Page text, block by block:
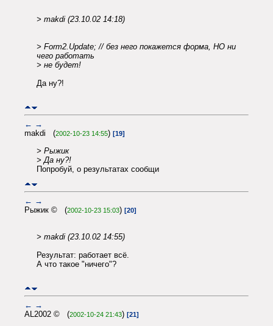
> makdi (23.10.02 14:18)
> Form2.Update; // без него покажется форма, НО ни
чего работать
> не будет!
Да ну?!
← →
makdi (2002-10-23 14:55) [19]
> Рыжик
> Да ну?!
Попробуй, о результатах сообщи
← →
Рыжик © (2002-10-23 15:03) [20]
> makdi (23.10.02 14:55)
Результат: работает всё.
А что такое "ничего"?
← →
AL2002 © (2002-10-24 21:43) [21]